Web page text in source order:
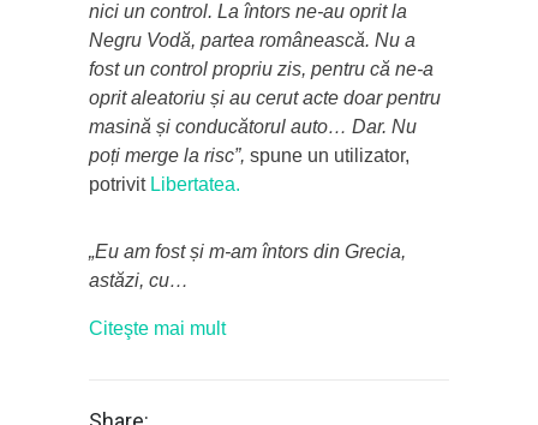
nici un control. La întors ne-au oprit la
Negru Vodă, partea românească. Nu a
fost un control propriu zis, pentru că ne-a
oprit aleatoriu și au cerut acte doar pentru
masină și conducătorul auto… Dar. Nu
poți merge la risc”, spune un utilizator,
potrivit Libertatea.
„Eu am fost și m-am întors din Grecia,
astăzi, cu…
Citeşte mai mult